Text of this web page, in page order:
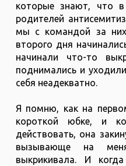
которые знают, что
родителей
мы с командой за
второго дня
начинали что-то
поднимались и
себя неадекватно.
Я помню, как на
короткой юбке, и
действовать, она
вызывающе на
выкрикивала. И